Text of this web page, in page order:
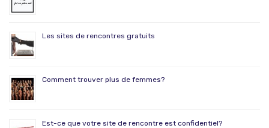
Les sites de rencontres gratuits
Comment trouver plus de femmes?
Est-ce que votre site de rencontre est confidentiel?